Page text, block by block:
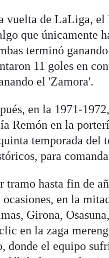
vuelta de LaLiga,
que únicamente
terminó
11 goles en
el 'Zamora'.
en la 1971-
Remón en la
temporada del
para
tramo hasta fin de
ocasiones, en la
Girona,
en la zaga
donde el equipo